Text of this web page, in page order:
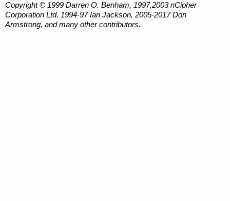
Copyright © 1999 Darren O. Benham, 1997,2003 nCipher
Corporation Ltd, 1994-97 Ian Jackson, 2005-2017 Don
Armstrong, and many other contributors.